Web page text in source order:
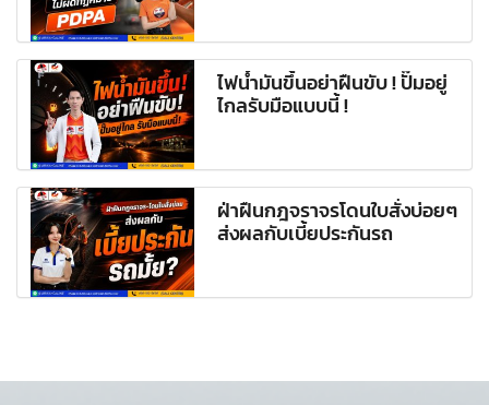
ไฟน้ำมันขึ้นอย่าฝืนขับ ! ปั๊มอยู่
ไกลรับมือแบบนี้ !
ฝ่าฝืนกฎจราจรโดนใบสั่งบ่อยๆ
ส่งผลกับเบี้ยประกันรถ